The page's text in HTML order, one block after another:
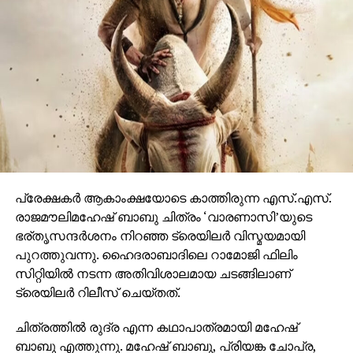
ഒരുങ്ങുന്നത് എന്നതിനാല്‍ തന്നെ തിയേറ്ററുകളില്‍
ഗംഭീരമായ കാഴ്ചാനുഭൂതി
സമ്മാനിക്കുമെന്നുറപ്പാണ്.ബാഹുബലിയും ആർ ആർ
ആറും ഒരുക്കിയ രാജമൗലിയുടെ ബ്രഹ്മാണ്ഡ ചിത്രം
വാരണാസി 2027ൽ തിയേറ്ററുകളിലേക്കെത്തും. പി ആർ
ഓ ആൻഡ് മാർക്കറ്റിംഗ് സ്ട്രാറ്റജിസ്റ്റ് : പ്രതീഷ് ശേഖർ.
പ്രേക്ഷകര്‍ ആകാംക്ഷയോടെ കാത്തിരുന്ന എസ്.എസ്.
രാജമൗലിമഹേഷ് ബാബു ചിത്രം ‘വാരണാസി’യുടെ
ഭര്തൃസന്ദര്‍ശനം നിറഞ്ഞ ട്രെയിലര്‍ വിസ്മയമായി
പുറത്തുവന്നു. ഹൈദരാബാദിലെ റാമോജി ഫിലിം
സിറ്റിയില്‍ നടന്ന അതിവിശാലമായ ചടങ്ങിലാണ്
ട്രെയിലര്‍ റിലീസ് ചെയ്തത്.
ചിത്രത്തില്‍ രുദ്ര എന്ന കഥാപാത്രമായി മഹേഷ്
ബാബു എത്തുന്നു. മഹേഷ് ബാബു, പ്രിയങ്ക ചോപ്ര,